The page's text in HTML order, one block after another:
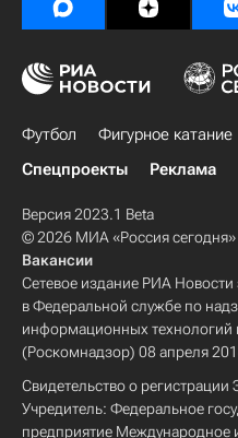
Футбол Фигурное катание
Спецпроекты
Реклама
Версия 2023.1 Beta
© 2026 МИА «Россия сегодня»
Вакансии
Сетевое издание РИА Новости
в Федеральной службе по
информационных
(Роскомнадзор) 08 апреля
Свидетельство о
Учредитель: Федеральное
предприятие Международное